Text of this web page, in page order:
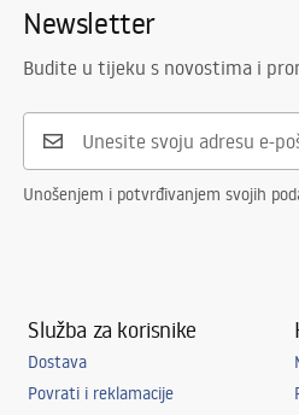
Plastika, Metal
Pravokutno
12W
24 mjeseca
Newsletter
Budite u tijeku s novostima i
Unošenjem i potvrđivanjem svojih
Služba za korisnike
Dostava
Povrati i reklamacije